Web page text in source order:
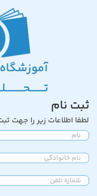
ثبت نام
لطفا اطلاعات زیر را جهت